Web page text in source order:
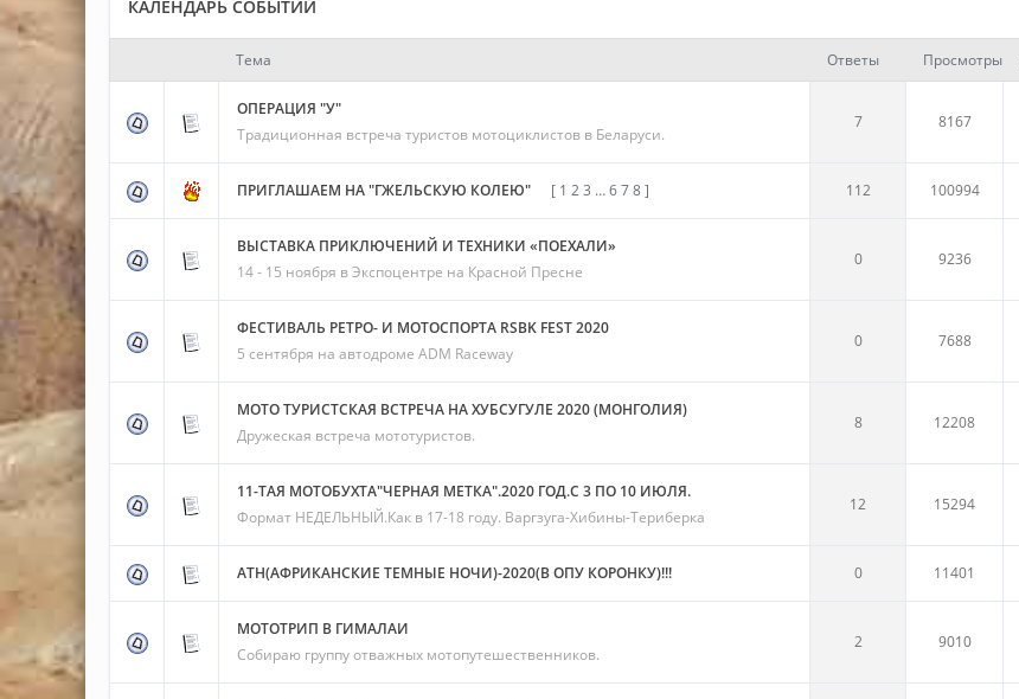
КАЛЕНДАРЬ СОБЫТИЙ
Тема Ответы Просмотры
ОПЕРАЦИЯ "У"
Традиционная встреча туристов мотоциклистов в Беларуси.
7 8167
ПРИГЛАШАЕМ НА "ГЖЕЛЬСКУЮ КОЛЕЮ" [ 1 23 …678] 112 100994
ВЫСТАВКА ПРИКЛЮЧЕНИЙ И ТЕХНИКИ «ПОЕХАЛИ»
14 - 15 ноября в Экспоцентре на Красной Пресне
0 9236
ФЕСТИВАЛЬ РЕТРО- И МОТОСПОРТА RSBK FEST 2020
5 сентября на автодроме ADM Raceway
0 7688
МОТО ТУРИСТСКАЯ ВСТРЕЧА НА ХУБСУГУЛЕ 2020 (МОНГОЛИЯ)
Дружеская встреча мототуристов.
8 12208
11-ТАЯ МОТОБУХТА"ЧЕРНАЯ МЕТКА".2020 ГОД.С 3 ПО 10 ИЮЛЯ.
Формат НЕДЕЛЬНЫЙ.Как в 17-18 году. Варгзуга-Хибины-Териберка
12 15294
АТН(АФРИКАНСКИЕ ТЕМНЫЕ НОЧИ)-2020(В ОПУ КОРОНКУ)!!! 0 11401
МОТОТРИП В ГИМАЛАИ
Собираю группу отважных мотопутешественников.
2 9010